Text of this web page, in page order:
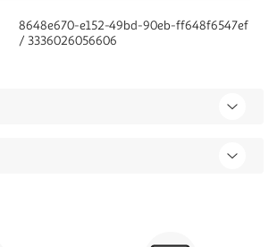
8648e670-e152-49bd-90eb-ff648f6547ef
/ 3336026056606